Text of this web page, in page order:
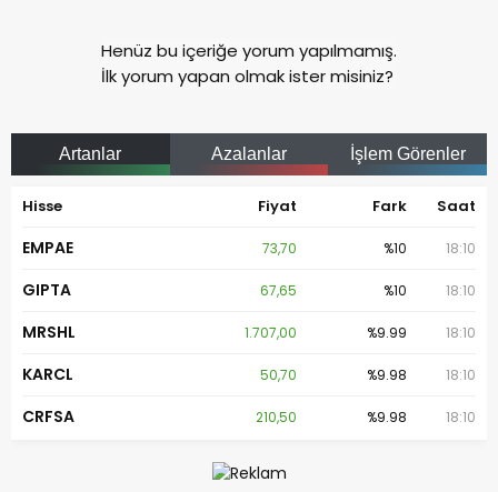
Henüz bu içeriğe yorum yapılmamış.
İlk yorum yapan olmak ister misiniz?
Artanlar Azalanlar İşlem Görenler
Hisse Fiyat Fark Saat
EMPAE 73,70 %10 18:10
GIPTA 67,65 %10 18:10
MRSHL 1.707,00 %9.99 18:10
KARCL 50,70 %9.98 18:10
CRFSA 210,50 %9.98 18:10